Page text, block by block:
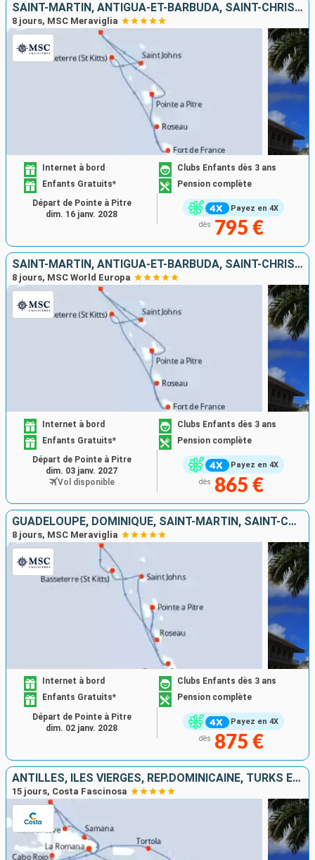
SAINT-MARTIN, ANTIGUA-ET-BARBUDA, SAINT-CHRISTOPHE-ET-NIÉVÈS, DOMINIQUE, MARTINIQUE, GUADELOUPE
8 jours, MSC Meraviglia
Payez en 4X
Internet à bord
Clubs Enfants dès 3 ans
Enfants Gratuits*
Pension complète
dès 795 €
Départ de Pointe à Pitre
dim. 16 janv. 2028
SAINT-MARTIN, ANTIGUA-ET-BARBUDA, SAINT-CHRISTOPHE-ET-NIÉVÈS, DOMINIQUE, MARTINIQUE, GUADELOUPE
8 jours, MSC World Europa
Payez en 4X
Internet à bord
Clubs Enfants dès 3 ans
Enfants Gratuits*
Pension complète
dès 865 €
Départ de Pointe à Pitre
dim. 03 janv. 2027
Vol disponible
GUADELOUPE, DOMINIQUE, SAINT-MARTIN, SAINT-CHRISTOPHE-ET-NIÉVÈS, ANTIGUA-ET-BARBUDA, MARTINIQUE
8 jours, MSC Meraviglia
Payez en 4X
Internet à bord
Clubs Enfants dès 3 ans
Enfants Gratuits*
Pension complète
dès 875 €
Départ de Pointe à Pitre
dim. 02 janv. 2028
ANTILLES, ILES VIERGES, RÉP.DOMINICAINE, TURKS ET CAICOS
15 jours, Costa Fascinosa